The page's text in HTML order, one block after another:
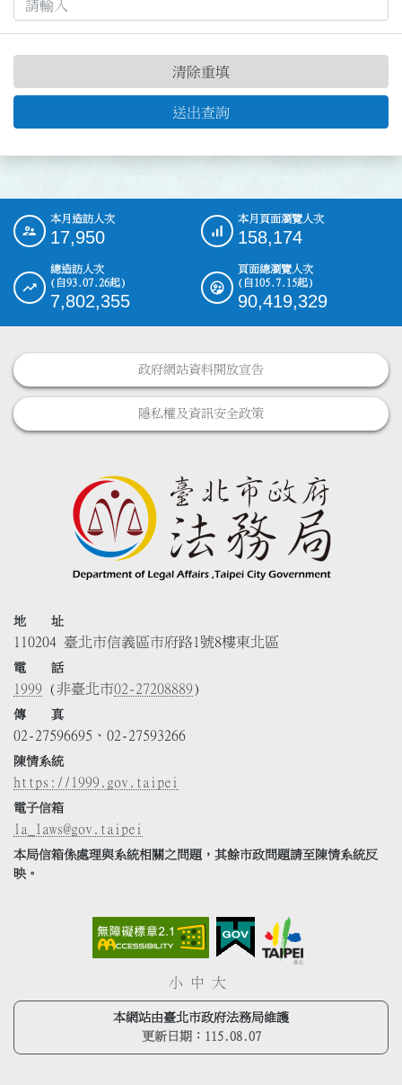
送出查詢
清除重填
::: 本月造訪人次
17,950
本月頁面瀏覽人次
158,174
總造訪人次
(自93.07.26起)
7,802,355
頁面總瀏覽人次
(自105.7.15起)
90,419,329
政府網站資料開放宣告
隱私權及資訊安全政策
地 址
110204 臺北市信義區市府路1號8樓東北區
電 話
1999 (非臺北市02-27208889)
傳 真
02-27596695、02-27593266
陳情系統
https://1999.gov.taipei
電子信箱
la_laws@gov.taipei
本局信箱係處理與系統相關之問題，其餘市政問題請至陳情系統反
映。
小 中 大
本網站由臺北市政府法務局維護
更新日期： 115.08.07